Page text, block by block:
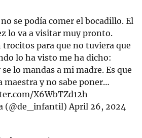
se podía comer el bocadillo. El
lo va a visitar muy pronto.
trocitos para que no tuviera que
lo ha visto me ha dicho:
lo mandas a mi madre. Es que
maestra y no sabe poner…
X6WbTZd12h
(@de_infantil)April 26, 2024